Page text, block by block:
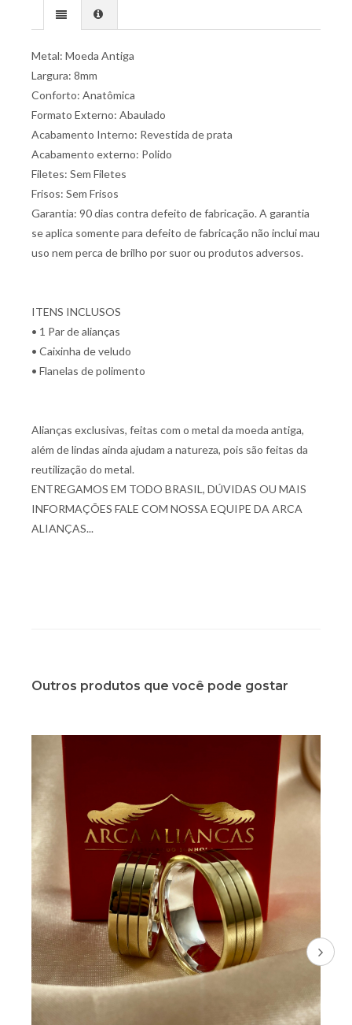
Metal: Moeda Antiga
Largura: 8mm
Conforto: Anatômica
Formato Externo: Abaulado
Acabamento Interno: Revestida de prata
Acabamento externo: Polido
Filetes: Sem Filetes
Frisos: Sem Frisos
Garantia: 90 dias contra defeito de fabricação. A garantia
se aplica somente para defeito de fabricação não inclui mau
uso nem perca de brilho por suor ou produtos adversos.
ITENS INCLUSOS
• 1 Par de alianças
• Caixinha de veludo
• Flanelas de polimento
Alianças exclusivas, feitas com o metal da moeda antiga,
além de lindas ainda ajudam a natureza, pois são feitas da
reutilização do metal.
ENTREGAMOS EM TODO BRASIL, DÚVIDAS OU MAIS
INFORMAÇÕES FALE COM NOSSA EQUIPE DA ARCA
ALIANÇAS...
Outros produtos que você pode gostar